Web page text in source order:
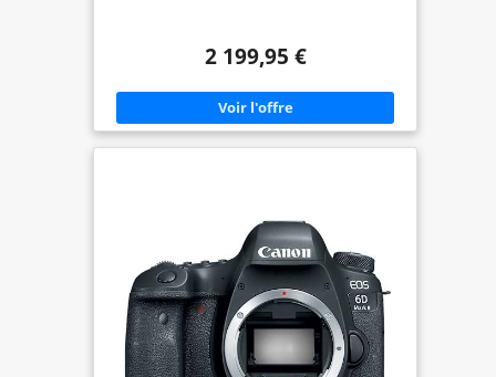
2 199,95 €